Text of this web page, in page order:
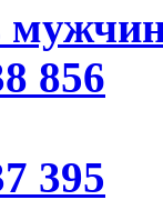
856
395